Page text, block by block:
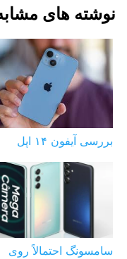
نوشته های
بررسی آیفون ۱۴ اپل
سامسونگ احتمالاً روی